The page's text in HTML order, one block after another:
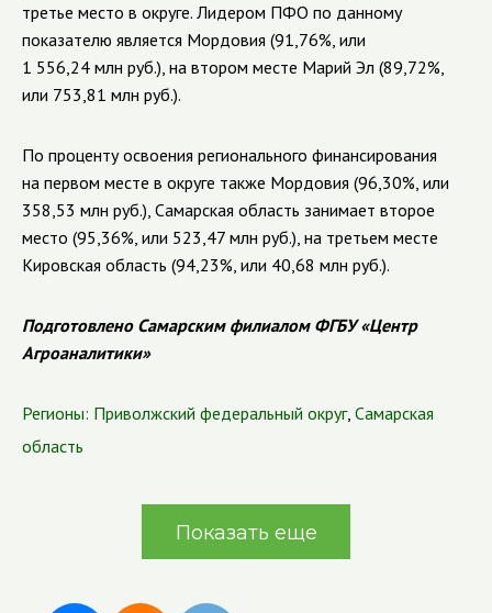
третье место в округе. Лидером ПФО по данному
показателю является Мордовия (91,76%, или
1 556,24 млн руб.), на втором месте Марий Эл (89,72%,
или 753,81 млн руб.).
По проценту освоения регионального финансирования
на первом месте в округе также Мордовия (96,30%, или
358,53 млн руб.), Самарская область занимает второе
место (95,36%, или 523,47 млн руб.), на третьем месте
Кировская область (94,23%, или 40,68 млн руб.).
Подготовлено Самарским филиалом ФГБУ «Центр
Агроаналитики»
Регионы: Приволжский федеральный округ, Самарская
область
Показать еще